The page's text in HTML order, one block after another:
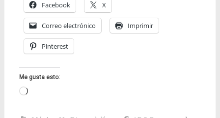
Facebook X
Correo electrónico Imprimir
Pinterest
Me gusta esto:
Cargando...